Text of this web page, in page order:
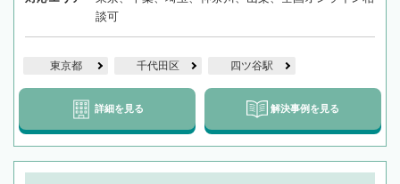
談可
東京都 千代田区 四ツ谷駅
詳細を見る 解決事例を見る